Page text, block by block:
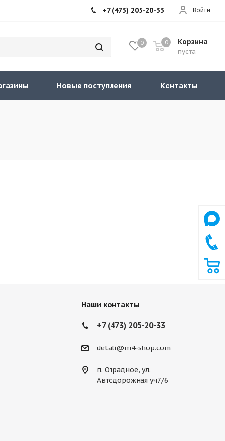
Войти
+7 (473) 205-20-33
0 Корзина
пуста
0
Новые поступления Контакты
Наши контакты
+7 (473) 205-20-33
detali@m4-shop.com
п. Отрадное, ул.
Автодорожная уч7/6